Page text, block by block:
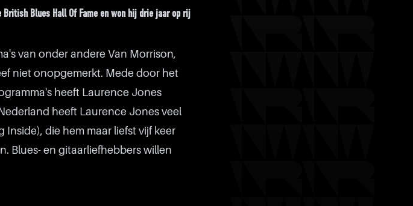
British Blues Hall Of Fame en won hij drie jaar op rij
van onder andere Van Morrison,
niet onopgemerkt. Mede door het
heeft Laurence Jones
heeft Laurence Jones veel
die hem maar liefst vijf keer
Blues- en gitaarliefhebbers willen